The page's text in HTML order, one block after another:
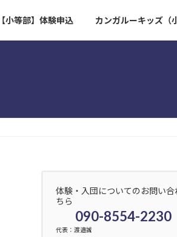
【小等部】体験申込 カンガルーキッズ（
体験・入団についてのお問い合
ちら
090-8554-2230
代表：渡邉誠